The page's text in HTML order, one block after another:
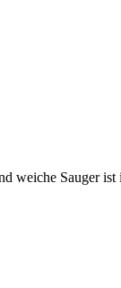
weiche Sauger ist